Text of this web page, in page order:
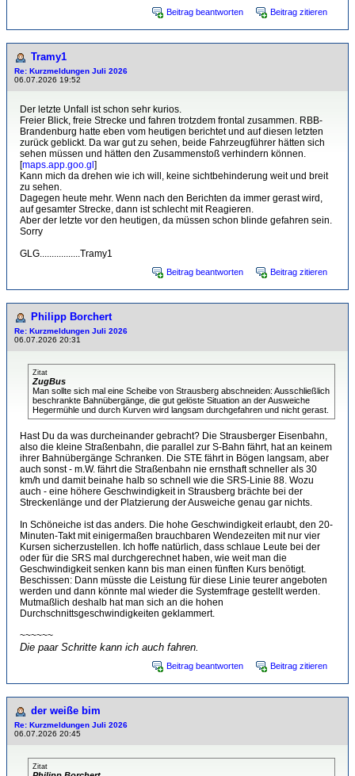
Beitrag beantworten Beitrag zitieren
Tramy1
Re: Kurzmeldungen Juli 2026
06.07.2026 19:52
Der letzte Unfall ist schon sehr kurios.
Freier Blick, freie Strecke und fahren trotzdem frontal zusammen. RBB-
Brandenburg hatte eben vom heutigen berichtet und auf diesen letzten
zurück geblickt. Da war gut zu sehen, beide Fahrzeugführer hätten sich
sehen müssen und hätten den Zusammenstoß verhindern können.
[maps.app.goo.gl]
Kann mich da drehen wie ich will, keine sichtbehinderung weit und breit
zu sehen.
Dagegen heute mehr. Wenn nach den Berichten da immer gerast wird,
auf gesamter Strecke, dann ist schlecht mit Reagieren.
Aber der letzte vor den heutigen, da müssen schon blinde gefahren sein.
Sorry
GLG.................Tramy1
Beitrag beantworten Beitrag zitieren
Philipp Borchert
Re: Kurzmeldungen Juli 2026
06.07.2026 20:31
Zitat
ZugBus
Man sollte sich mal eine Scheibe von Strausberg abschneiden: Ausschließlich
beschrankte Bahnübergänge, die gut gelöste Situation an der Ausweiche
Hegermühle und durch Kurven wird langsam durchgefahren und nicht gerast.
Hast Du da was durcheinander gebracht? Die Strausberger Eisenbahn,
also die kleine Straßenbahn, die parallel zur S-Bahn fährt, hat an keinem
ihrer Bahnübergänge Schranken. Die STE fährt in Bögen langsam, aber
auch sonst - m.W. fährt die Straßenbahn nie ernsthaft schneller als 30
km/h und damit beinahe halb so schnell wie die SRS-Linie 88. Wozu
auch - eine höhere Geschwindigkeit in Strausberg brächte bei der
Streckenlänge und der Platzierung der Ausweiche genau gar nichts.
In Schöneiche ist das anders. Die hohe Geschwindigkeit erlaubt, den 20-
Minuten-Takt mit einigermaßen brauchbaren Wendezeiten mit nur vier
Kursen sicherzustellen. Ich hoffe natürlich, dass schlaue Leute bei der
oder für die SRS mal durchgerechnet haben, wie weit man die
Geschwindigkeit senken kann bis man einen fünften Kurs benötigt.
Beschissen: Dann müsste die Leistung für diese Linie teurer angeboten
werden und dann könnte mal wieder die Systemfrage gestellt werden.
Mutmaßlich deshalb hat man sich an die hohen
Durchschnittsgeschwindigkeiten geklammert.
~~~~~~
Die paar Schritte kann ich auch fahren.
Beitrag beantworten Beitrag zitieren
der weiße bim
Re: Kurzmeldungen Juli 2026
06.07.2026 20:45
Zitat